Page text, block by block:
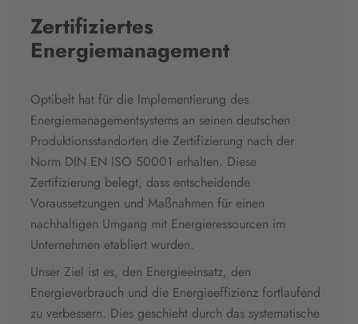
Zertifiziertes
Energiemanagement
Optibelt hat für die Implementierung des
Energiemanagementsystems an seinen deutschen
Produktionsstandorten die Zertifizierung nach der
Norm DIN EN ISO 50001 erhalten. Diese
Zertifizierung belegt, dass entscheidende
Voraussetzungen und Maßnahmen für einen
nachhaltigen Umgang mit Energieressourcen im
Unternehmen etabliert wurden.
Unser Ziel ist es, den Energieeinsatz, den
Energieverbrauch und die Energieeffizienz fortlaufend
zu verbessern. Dies geschieht durch das systematische